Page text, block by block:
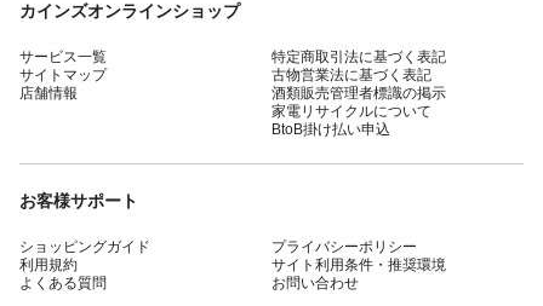
カインズオンラインショップ
サービス一覧
サイトマップ
店舗情報
特定商取引法に基づく表記
古物営業法に基づく表記
酒類販売管理者標識の掲示
家電リサイクルについて
BtoB掛け払い申込
お客様サポート
ショッピングガイド
利用規約
よくある質問
プライバシーポリシー
サイト利用条件・推奨環境
お問い合わせ